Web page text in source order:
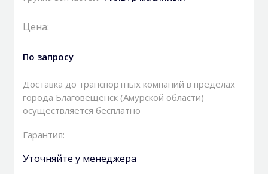
Цена:
По запросу
Доставка до транспортных компаний в пределах
города Благовещенск (Амурской области)
осуществляется бесплатно
Гарантия:
Уточняйте у менеджера